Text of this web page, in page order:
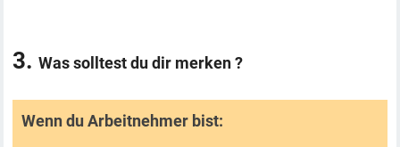
Was solltest du dir merken ?
Wenn du Arbeitnehmer bist: